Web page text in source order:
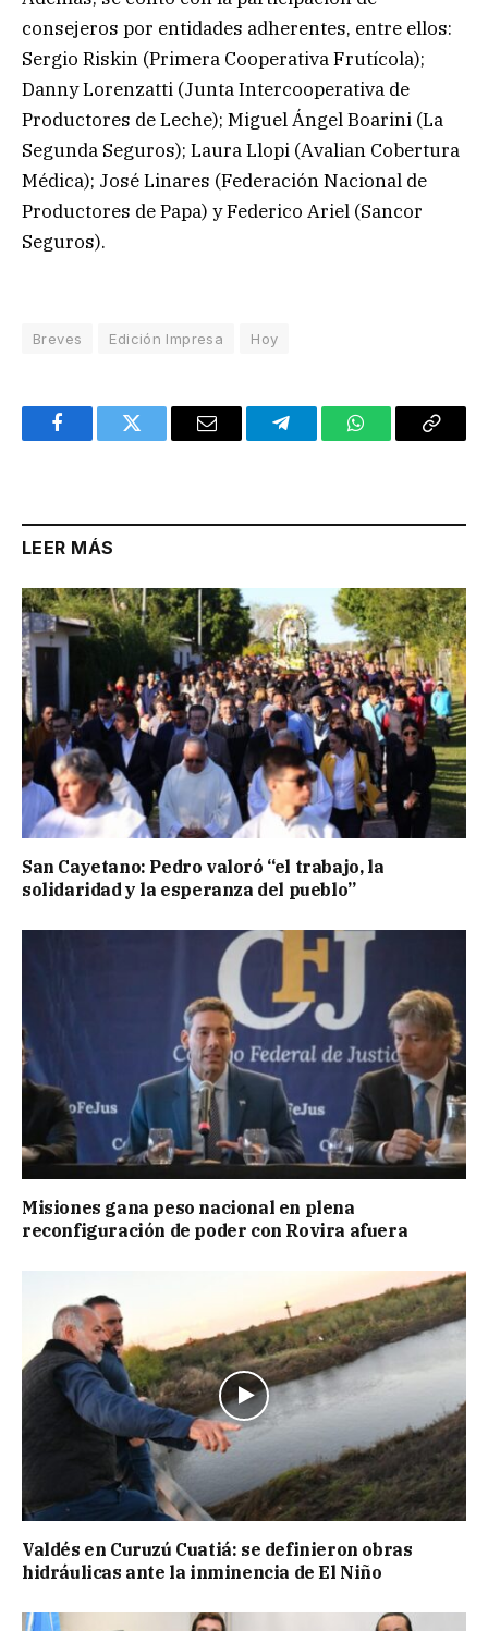
consejeros por entidades adherentes, entre ellos:
Sergio Riskin (Primera Cooperativa Frutícola);
Danny Lorenzatti (Junta Intercooperativa de
Productores de Leche); Miguel Ángel Boarini (La
Segunda Seguros); Laura Llopi (Avalian Cobertura
Médica); José Linares (Federación Nacional de
Productores de Papa) y Federico Ariel (Sancor
Seguros).
Breves Edición Impresa Hoy
FacebookTwitter Email TelegramWhatsAppCopy
LEER MÁS
San Cayetano: Pedro valoró “el trabajo, la
solidaridad y la esperanza del pueblo”
Misiones gana peso nacional en plena
reconfiguración de poder con Rovira afuera
Valdés en Curuzú Cuatiá: se definieron obras
hidráulicas ante la inminencia de El Niño